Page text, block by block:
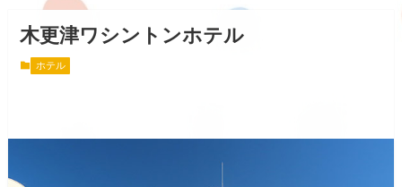
木更津ワシントンホテル
ホテル